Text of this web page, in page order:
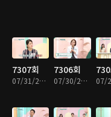
7307회
07/31/2026 • 52분
7306회
07/30/2026 • 52분